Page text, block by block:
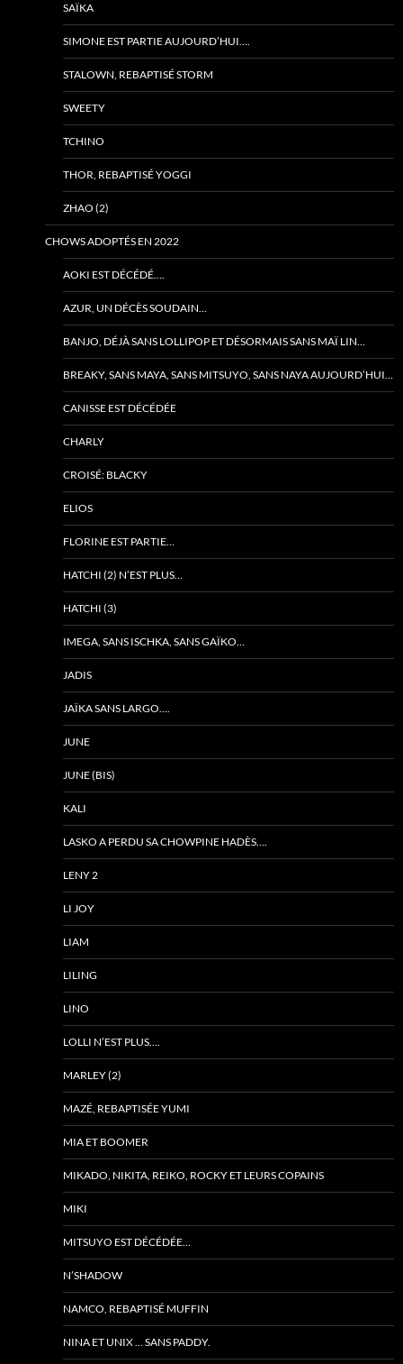
SAÏKA
SIMONE EST PARTIE AUJOURD’HUI….
STALOWN, REBAPTISÉ STORM
SWEETY
TCHINO
THOR, REBAPTISÉ YOGGI
ZHAO (2)
CHOWS ADOPTÉS EN 2022
AOKI EST DÉCÉDÉ….
AZUR, UN DÉCÈS SOUDAIN…
BANJO, DÉJÀ SANS LOLLIPOP ET DÉSORMAIS SANS MAÏ LIN…
BREAKY, SANS MAYA, SANS MITSUYO, SANS NAYA AUJOURD’HUI…
CANISSE EST DÉCÉDÉE
CHARLY
CROISÉ: BLACKY
ELIOS
FLORINE EST PARTIE…
HATCHI (2) N’EST PLUS…
HATCHI (3)
IMEGA, SANS ISCHKA, SANS GAÏKO…
JADIS
JAÏKA SANS LARGO….
JUNE
JUNE (BIS)
KALI
LASKO A PERDU SA CHOWPINE HADÈS….
LENY 2
LI JOY
LIAM
LILING
LINO
LOLLI N’EST PLUS….
MARLEY (2)
MAZÉ, REBAPTISÉE YUMI
MIA ET BOOMER
MIKADO, NIKITA, REIKO, ROCKY ET LEURS COPAINS
MIKI
MITSUYO EST DÉCÉDÉE…
N’SHADOW
NAMCO, REBAPTISÉ MUFFIN
NINA ET UNIX … SANS PADDY.